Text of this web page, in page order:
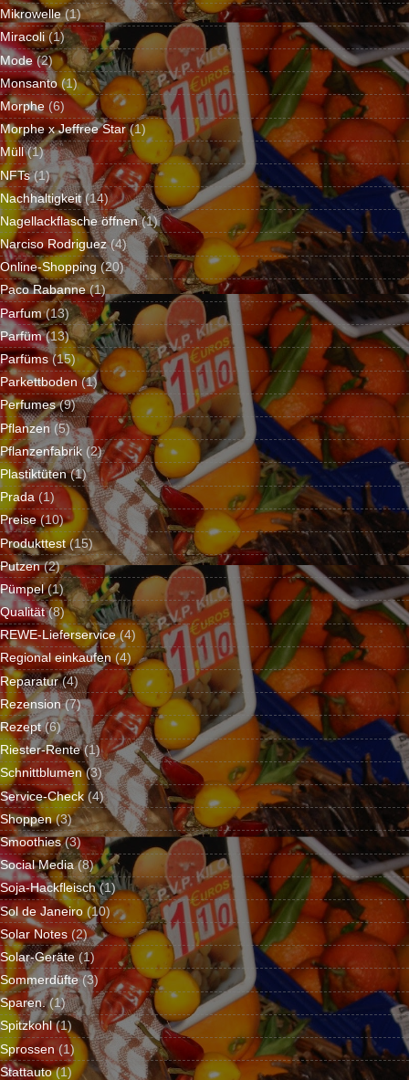
Mikrowelle (1)
Miracoli (1)
Mode (2)
Monsanto (1)
Morphe (6)
Morphe x Jeffree Star (1)
Müll (1)
NFTs (1)
Nachhaltigkeit (14)
Nagellackflasche öffnen (1)
Narciso Rodriguez (4)
Online-Shopping (20)
Paco Rabanne (1)
Parfum (13)
Parfüm (13)
Parfüms (15)
Parkettboden (1)
Perfumes (9)
Pflanzen (5)
Pflanzenfabrik (2)
Plastiktüten (1)
Prada (1)
Preise (10)
Produkttest (15)
Putzen (2)
Pümpel (1)
Qualität (8)
REWE-Lieferservice (4)
Regional einkaufen (4)
Reparatur (4)
Rezension (7)
Rezept (6)
Riester-Rente (1)
Schnittblumen (3)
Service-Check (4)
Shoppen (3)
Smoothies (3)
Social Media (8)
Soja-Hackfleisch (1)
Sol de Janeiro (10)
Solar Notes (2)
Solar-Geräte (1)
Sommerdüfte (3)
Sparen. (1)
Spitzkohl (1)
Sprossen (1)
Stattauto (1)